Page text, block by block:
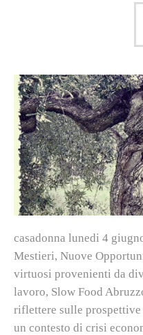
casadonna lunedi 4
Mestieri, Nuove
virtuosi provenienti da
lavoro, Slow Food
riflettere sulle
un contesto di crisi